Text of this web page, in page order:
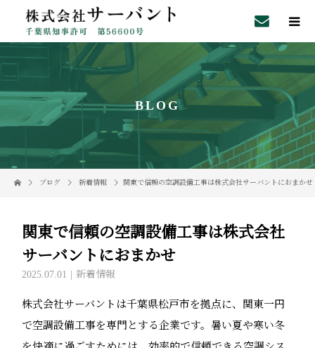
BLOG
ブログ 新着情報 関東で信頼の空調設備工事は株式会社サーバントにおまかせ
関東で信頼の空調設備工事は株式会社
サーバントにおまかせ
2025.07.01 新着情報
株式会社サーバントは千葉県松戸市を拠点に、関東一円
で空調設備工事を専門とする企業です。暑い夏や寒い冬